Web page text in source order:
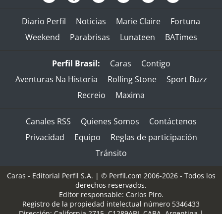
Diario Perfil Noticias Marie Claire
Fortuna
Weekend
Parabrisas Lunateen BATimes
Perfil Brasil: Caras
Contigo
Aventuras Na Historia
Rolling Stone
Sport Buzz
Recreio
Maxima
Canales RSS Quienes Somos
Contáctenos
Privacidad
Equipo
Reglas de participación
Tránsito
Caras - Editorial Perfil S.A. | © Perfil.com 2006-2026 - Todos los
derechos reservados.
Editor responsable: Carlos Piro.
Registro de la propiedad intelectual número 5346433